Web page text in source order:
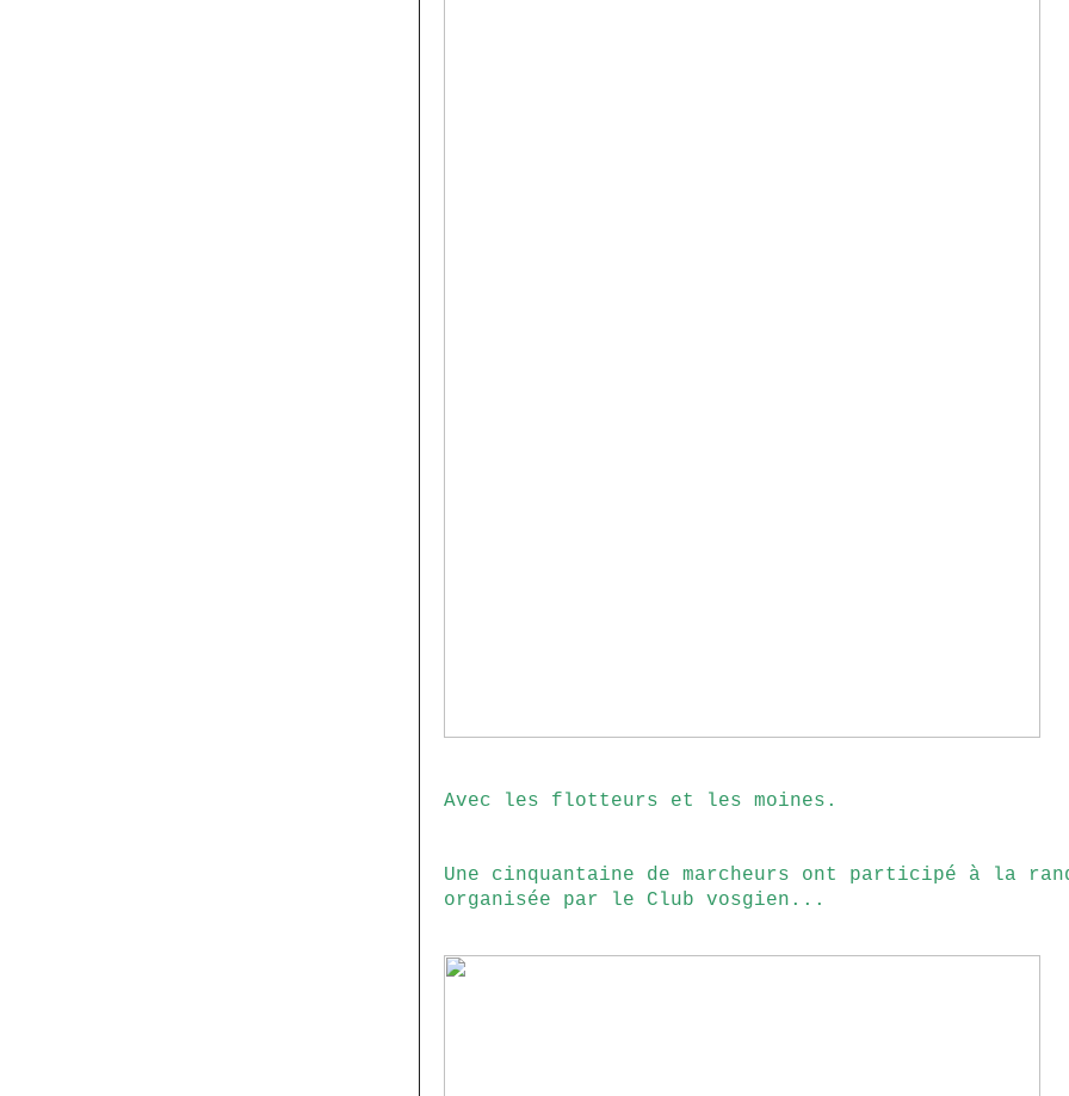
Avec les flotteurs et les moines.
Une cinquantaine de marcheurs ont participé à la
organisée par le Club vosgien...